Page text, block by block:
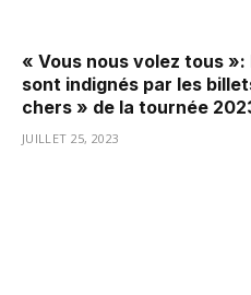
« Vous nous volez tous
sont indignés par les
chers » de la tournée
JUILLET 25, 2023